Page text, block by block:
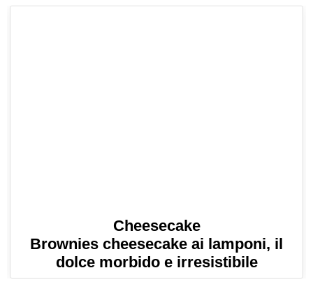
Cheesecake
Brownies cheesecake ai lamponi, il
dolce morbido e irresistibile